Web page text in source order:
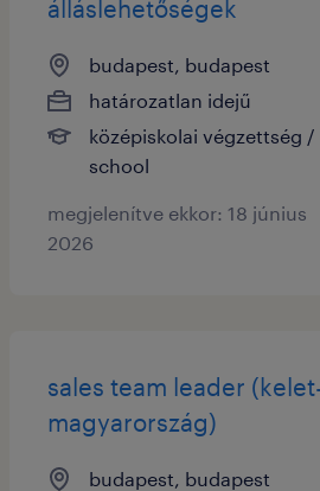
álláslehetőségek
budapest, budapest
határozatlan idejű
középiskolai végzettség /
school
megjelenítve ekkor: 18 június
2026
sales team leader
magyarország)
budapest, budapest